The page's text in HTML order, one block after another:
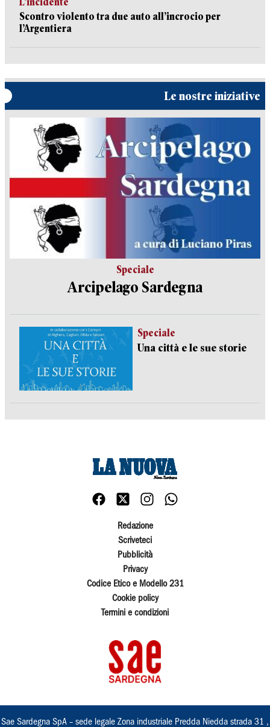
Scontro violento tra due auto all’incrocio per
l’Argentiera
Le nostre iniziative
Speciale
Arcipelago Sardegna
Speciale
Una città e le sue storie
Redazione
Scriveteci
Pubblicità
Privacy
Codice Etico e Modello 231
Cookie policy
Termini e condizioni
Sae Sardegna SpA – sede legale Zona industriale Predda Niedda strada 31 ,